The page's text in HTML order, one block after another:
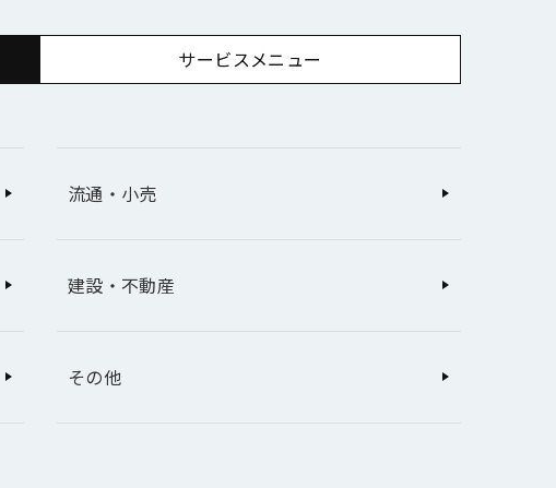
サービスメニュー
流通・小売
建設・不動産
その他